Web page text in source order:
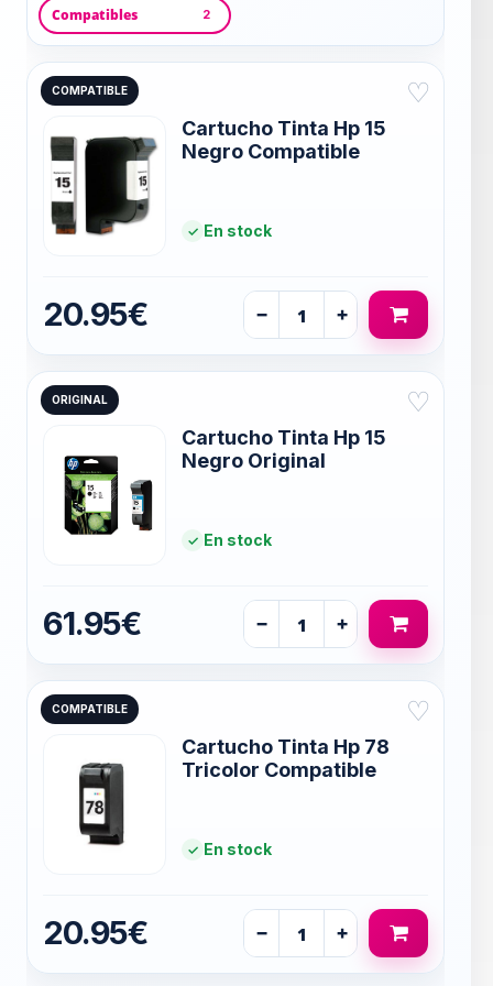
Compatibles 2
COMPATIBLE ♡
Cartucho Tinta Hp 15
Negro Compatible
En stock
20.95€ − +
ORIGINAL ♡
Cartucho Tinta Hp 15
Negro Original
En stock
61.95€ − +
COMPATIBLE ♡
Cartucho Tinta Hp 78
Tricolor Compatible
En stock
20.95€ − +